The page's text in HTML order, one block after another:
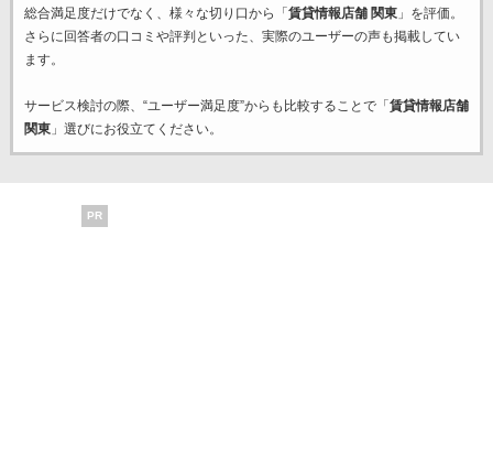
総合満足度だけでなく、様々な切り口から「 賃貸情報店舗 関東」を評価。
さらに回答者の口コミや評判といった、実際のユーザーの声も掲載してい
ます。
サービス検討の際、“ユーザー満足度”からも比較することで「 賃貸情報店舗
関東」選びにお役立てください。
PR